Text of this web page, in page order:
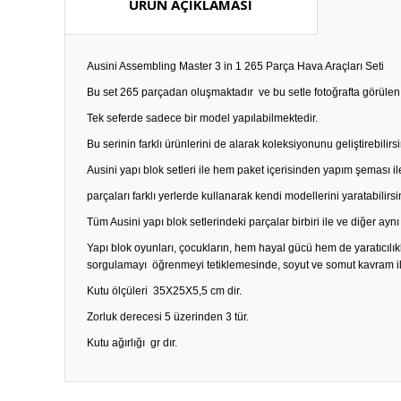
ÜRÜN AÇIKLAMASI
Ausini Assembling Master 3 in 1 265 Parça Hava Araçları Seti
Bu set 265 parçadan oluşmaktadır ve bu setle fotoğrafta
Tek seferde sadece bir model yapılabilmektedir.
Bu serinin farklı ürünlerini de alarak koleksiyonunu
Ausini yapı blok setleri ile hem paket içerisinden yapım şeması
parçaları farklı yerlerde kullanarak kendi modellerini
Tüm Ausini yapı blok setlerindeki parçalar birbiri ile ve diğer
Yapı blok oyunları, çocukların, hem hayal gücü hem de
sorgulamayı öğrenmeyi tetiklemesinde, soyut ve somut kavram
Kutu ölçüleri 35X25X5,5 cm dir.
Zorluk derecesi 5 üzerinden 3 tür.
Kutu ağırlığı gr dır.